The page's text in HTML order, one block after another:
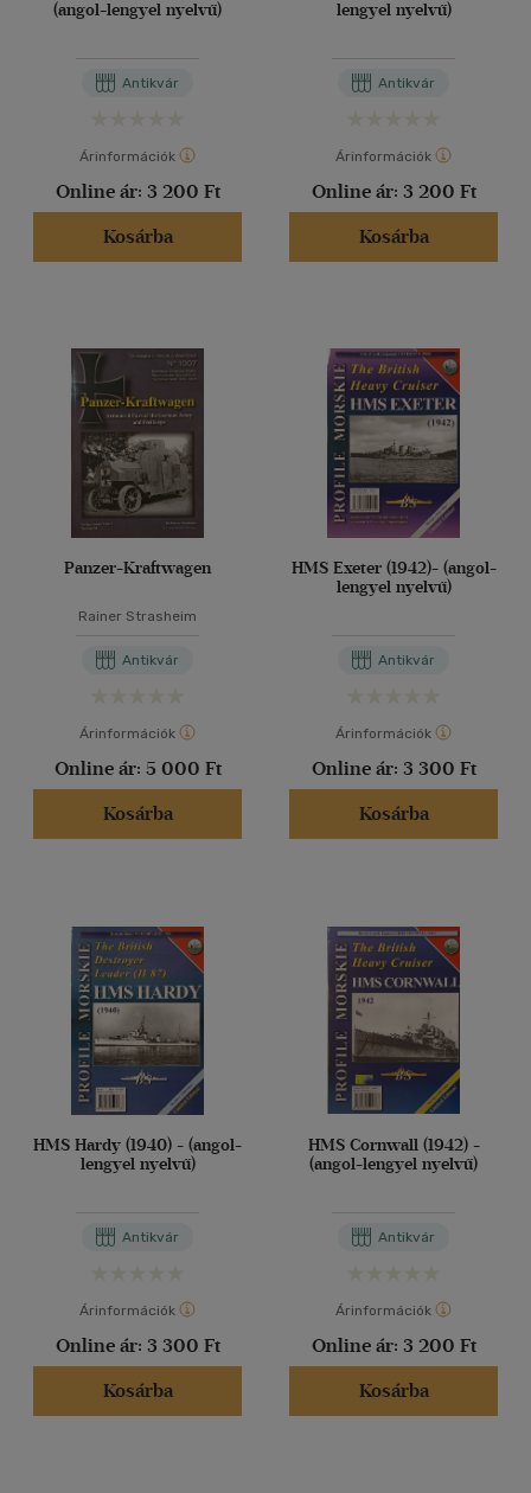
(angol-lengyel nyelvű)
Antikvár
Árinformációk
Online ár: 3 200 Ft
Kosárba
lengyel nyelvű)
Antikvár
Árinformációk
Online ár: 3 200 Ft
Kosárba
Panzer-Kraftwagen
Rainer Strasheim
Antikvár
Árinformációk
Online ár: 5 000 Ft
Kosárba
HMS Exeter (1942)- (angol-
lengyel nyelvű)
Antikvár
Árinformációk
Online ár: 3 300 Ft
Kosárba
HMS Hardy (1940) - (angol-
lengyel nyelvű)
Antikvár
Árinformációk
Online ár: 3 300 Ft
Kosárba
HMS Cornwall (1942) -
(angol-lengyel nyelvű)
Antikvár
Árinformációk
Online ár: 3 200 Ft
Kosárba